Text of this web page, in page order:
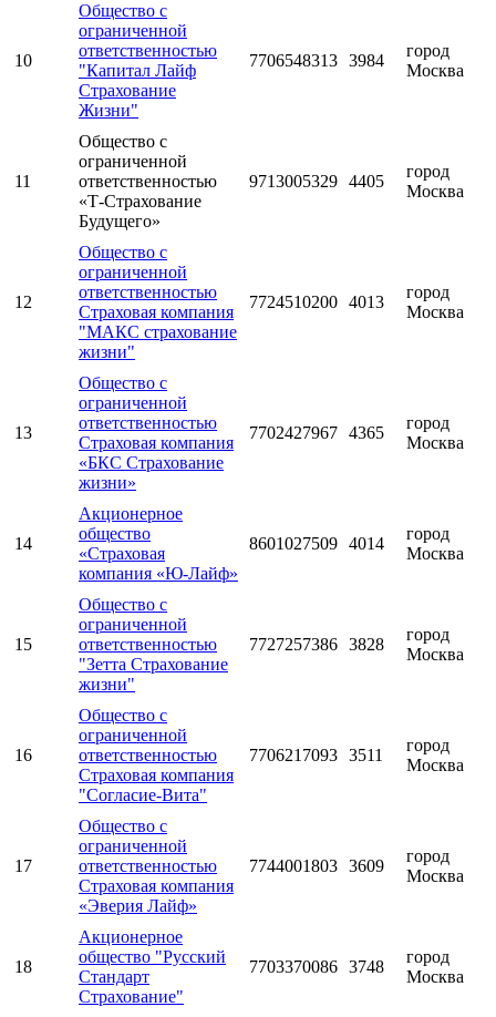
10
Общество с
ограниченной
ответственностью
"Капитал Лайф
Страхование
Жизни"
7706548313 3984
город
Москва
11
Общество с
ограниченной
ответственностью
«Т-Страхование
Будущего»
9713005329 4405
город
Москва
12
Общество с
ограниченной
ответственностью
Страховая компания
"МАКС страхование
жизни"
7724510200 4013
город
Москва
13
Общество с
ограниченной
ответственностью
Страховая компания
«БКС Страхование
жизни»
7702427967 4365
город
Москва
14
Акционерное
общество
«Страховая
компания «Ю-Лайф»
8601027509 4014
город
Москва
15
Общество с
ограниченной
ответственностью
"Зетта Страхование
жизни"
7727257386 3828
город
Москва
16
Общество с
ограниченной
ответственностью
Страховая компания
"Согласие-Вита"
7706217093 3511
город
Москва
17
Общество с
ограниченной
ответственностью
Страховая компания
«Эверия Лайф»
7744001803 3609
город
Москва
18
Акционерное
общество "Русский
Стандарт
Страхование"
7703370086 3748
город
Москва